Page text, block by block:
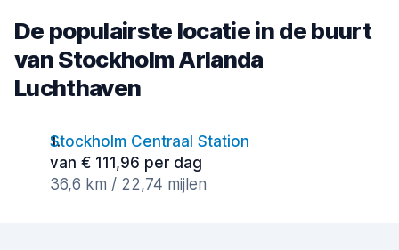
De populairste locatie in de buurt
van Stockholm Arlanda
Luchthaven
Stockholm Centraal Station
van € 111,96 per dag
36,6 km / 22,74 mijlen